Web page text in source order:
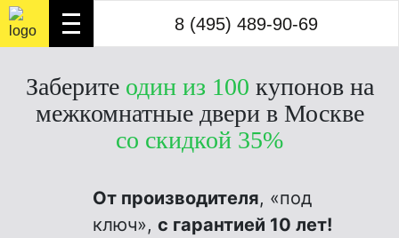
8 (495) 489-90-69
3
Заберите один из 100 купонов на
межкомнатные двери в Москве
со скидкой 35%
От производителя, «под
ключ», с гарантией 10 лет!